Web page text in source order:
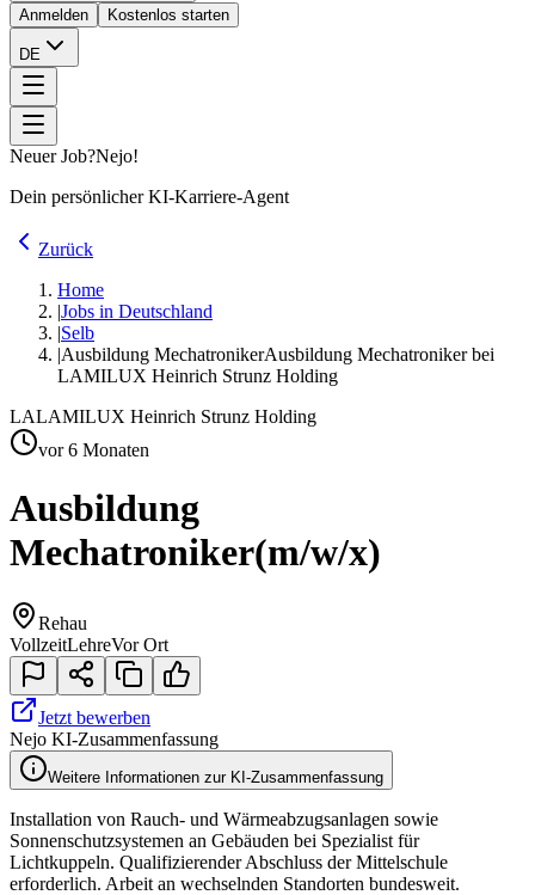
Anmelden
Kostenlos starten
DE
Neuer Job?Nejo!
Dein persönlicher KI-Karriere-Agent
Zurück
Home
|Jobs in Deutschland
|Selb
|Ausbildung MechatronikerAusbildung Mechatroniker bei
LAMILUX Heinrich Strunz Holding
LALAMILUX Heinrich Strunz Holding
vor 6 Monaten
Ausbildung
Mechatroniker(m/w/x)
Rehau
VollzeitLehreVor Ort
Jetzt bewerben
Nejo KI-Zusammenfassung
Weitere Informationen zur KI-Zusammenfassung
Installation von Rauch- und Wärmeabzugsanlagen sowie
Sonnenschutzsystemen an Gebäuden bei Spezialist für
Lichtkuppeln. Qualifizierender Abschluss der Mittelschule
erforderlich. Arbeit an wechselnden Standorten bundesweit.